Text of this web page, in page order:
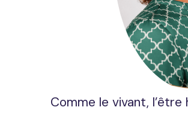
Comme le vivant,